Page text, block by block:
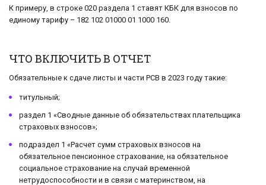
К примеру, в строке 020 раздела 1 ставят КБК для взносов по
единому тарифу – 182 102 01000 01 1000 160.
ЧТО ВКЛЮЧИТЬ В ОТЧЕТ
Обязательные к сдаче листы и части РСВ в 2023 году такие:
титульный;
раздел 1 «Сводные данные об обязательствах плательщика
страховых взносов»;
подраздел 1 «Расчет сумм страховых взносов на
обязательное пенсионное страхование, на обязательное
социальное страхование на случай временной
нетрудоспособности и в связи с материнством, на